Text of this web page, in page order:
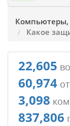
Компьютеры,
Какое
22,605
60,974
3,098
837,806